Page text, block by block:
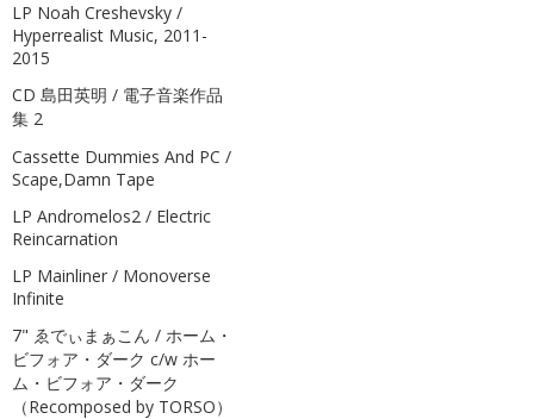
LP Noah Creshevsky /
Hyperrealist Music, 2011-
2015
CD 島田英明 / 電子音楽作品
集 2
Cassette Dummies And PC /
Scape,Damn Tape
LP Andromelos2 / Electric
Reincarnation
LP Mainliner / Monoverse
Infinite
7" ゑでぃまぁこん / ホーム・
ビフォア・ダーク c/w ホー
ム・ビフォア・ダーク
（Recomposed by TORSO）